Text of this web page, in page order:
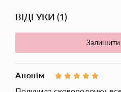
ВІДГУКИ (1)
Залишити
Анонім